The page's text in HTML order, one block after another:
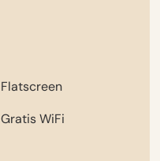
Flatscreen
Gratis WiFi